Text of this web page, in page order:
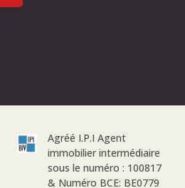
Agréé I.P.I Agent
immobilier intermédiaire
sous le numéro : 100817
& Numéro BCE: BE0779